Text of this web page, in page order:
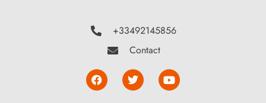
+33492145856
Contact